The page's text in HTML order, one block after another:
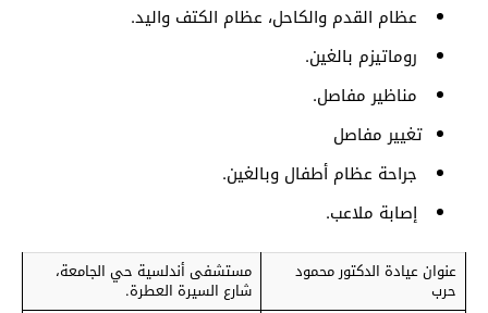
عظام القدم والكاحل، عظام الكتف واليد.
روماتيزم بالغين.
مناظير مفاصل.
تغيير مفاصل
جراحة عظام أطفال وبالغين.
إصابة ملاعب.
عنوان عيادة الدكتور محمود
حرب
مستشفى أندلسية حي الجامعة،
شارع السيرة العطرة.